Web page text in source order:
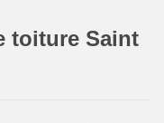
toiture Saint